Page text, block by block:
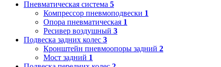
Пневматическая система 5
Компрессор пневмоподвески 1
Опора пневматическая 1
Ресивер воздушный 3
Подвеска задних колес 3
Кронштейн пневмоопоры задний 2
Мост задний 1